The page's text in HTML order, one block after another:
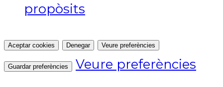
propòsits
Aceptar cookies Denegar Veure preferències
Guardar preferències Veure preferències